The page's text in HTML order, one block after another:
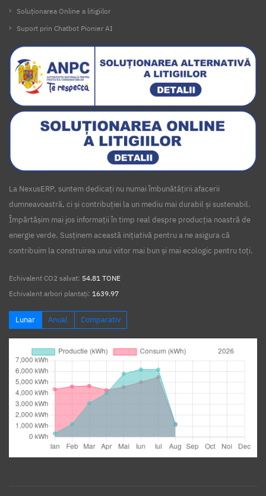
Soluționarea Online a litigiilor
Suport prin Chatbot Pionier AI
La NexusERP, suntem dedicați nu numai îmbunătățirii afacerii
dumneavoastră, ci și contribuției la un mediu mai durabil și sustenabil.
Împărtășim mai jos informații în timp real despre producția noastră de
energie verde. Susținem această inițiativă pentru a ne asigura că
contribuim la construirea unui viitor mai bun și mai ecologic pentru toți.
Echivalent CO2 salvat: 54.81 TONE
Echivalent arbori plantați: 1639.97
Lunar Anual Comparativ